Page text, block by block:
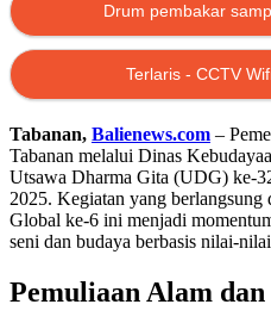
Drum pembakar
Terlaris - CCTV
Tabanan, Balienews.com –
Tabanan melalui Dinas
Utsawa Dharma Gita (UDG) ke-
2025. Kegiatan yang
Global ke-6 ini menjadi
seni dan budaya berbasis nilai-
Pemuliaan Alam